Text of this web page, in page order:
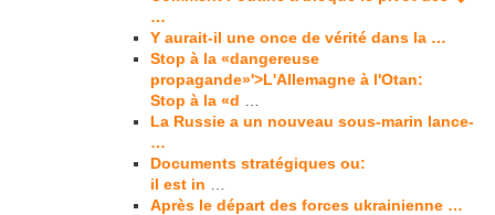
…
Y aurait-il une once de vérité dans la …
Stop à la «dangereuse
propagande»'>L'Allemagne à l'Otan:
Stop à la «d
La Russie a un nouveau sous-marin lance-
…
Documents stratégiques ou:
il est in
Après le départ des forces ukrainienne …